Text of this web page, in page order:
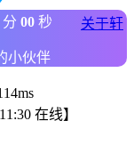
关于轩
分 00 秒
小伙伴
在线】